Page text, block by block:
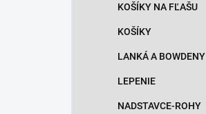
KOŠÍKY NA FĽAŠU
KOŠÍKY
LANKÁ A BOWDENY
LEPENIE
NADSTAVCE-ROHY